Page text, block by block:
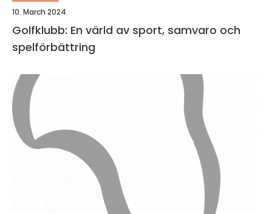
10. March 2024
Golfklubb: En värld av sport, samvaro och
spelförbättring